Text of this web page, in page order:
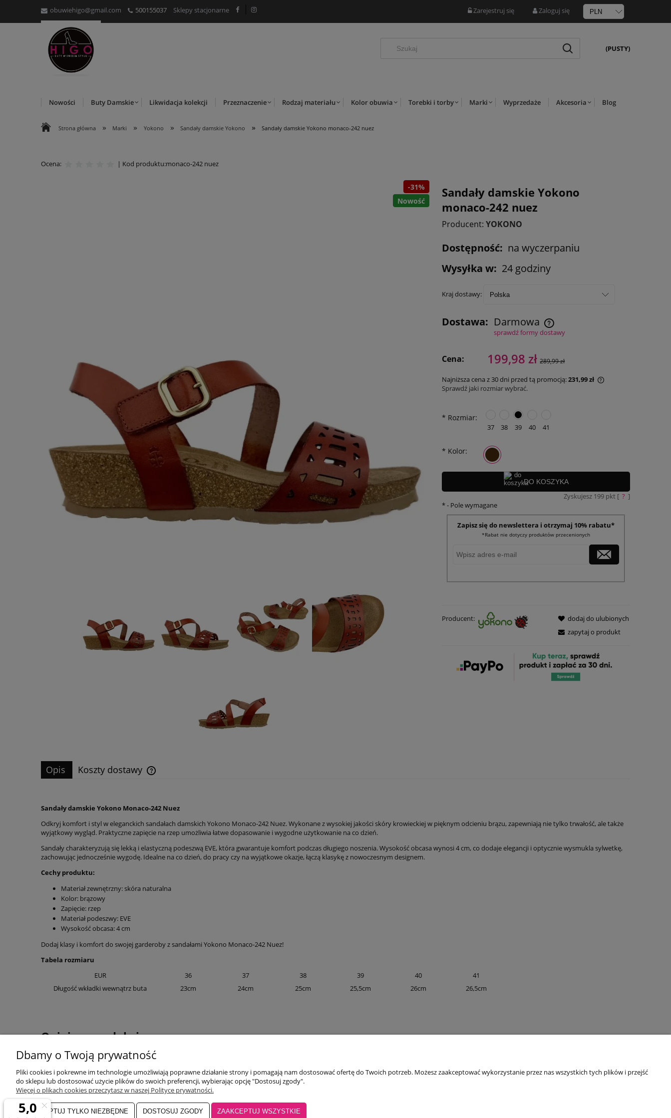
obuwiehigo@gmail.com 500155037 Sklepy stacjonarne Zarejestruj się Zaloguj się
(PUSTY)
Nowości Buty Damskie Likwidacja kolekcji Przeznaczenie Rodzaj materiału Kolor obuwia Torebki i torby Marki Wyprzedaże Akcesoria Blog
Strona główna » Marki » Yokono » Sandały damskie Yokono » Sandały damskie Yokono monaco-242 nuez
Ocena: | Kod produktu:monaco-242 nuez
-31%
Nowość
Sandały damskie Yokono
monaco-242 nuez
Producent:YOKONO
Dostępność: na wyczerpaniu
Wysyłka w: 24 godziny
Kraj dostawy:
Dostawa: Darmowa
sprawdź formy dostawy
Cena: 199,98 zł 289,99 zł
Najniższa cena z 30 dni przed tą promocją:231,99 zł
Sprawdź jaki rozmiar wybrać.
* Rozmiar:
37 38 39 40 41
* Kolor:
DO KOSZYKA
Zyskujesz 199pkt [ ? ]
*- Pole wymagane
Zapisz się do newslettera i otrzymaj 10% rabatu*
*Rabat nie dotyczy produktów przecenionych
Producent:
dodaj do ulubionych
zapytaj o produkt
Opis Koszty dostawy
Sandały damskie Yokono Monaco-242 Nuez
Odkryj komfort i styl w eleganckich sandałach damskich Yokono Monaco-242 Nuez. Wykonane z wysokiej jakości skóry krowieckiej w pięknym odcieniu brązu, zapewniają nie tylko trwałość, ale także
wyjątkowy wygląd. Praktyczne zapięcie na rzep umożliwia łatwe dopasowanie i wygodne użytkowanie na co dzień.
Sandały charakteryzują się lekką i elastyczną podeszwą EVE, która gwarantuje komfort podczas długiego noszenia. Wysokość obcasa wynosi 4 cm, co dodaje elegancji i optycznie wysmukla sylwetkę,
zachowując jednocześnie wygodę. Idealne na co dzień, do pracy czy na wyjątkowe okazje, łączą klasykę z nowoczesnym designem.
Cechy produktu:
Materiał zewnętrzny: skóra naturalna
Kolor: brązowy
Zapięcie: rzep
Materiał podeszwy: EVE
Wysokość obcasa: 4 cm
Dodaj klasy i komfort do swojej garderoby z sandałami Yokono Monaco-242 Nuez!
Tabela rozmiaru
EUR
36 37 38 39 40
41
Długość wkładki wewnątrz buta
23cm 24cm 25cm 25,5cm 26cm 26,5cm
Opinie o produkcie
Potrzebujesz pomocy? Zadzwoń!
+48 500155037
godziny otwarcia:
WARUNKI ZAKUPÓW
Polityka prywatności
MOJE KONTO INFORMACJE O SKLEPIE BEZPIECZNE PŁATNOŚCI
Dbamy o Twoją prywatność
Pliki cookies i pokrewne im technologie umożliwiają poprawne działanie strony i pomagają nam dostosować ofertę do Twoich potrzeb. Możesz zaakceptować wykorzystanie przez nas wszystkich tych plików i przejść
do sklepu lub dostosować użycie plików do swoich preferencji, wybierając opcję "Dostosuj zgody".
Więcej o plikach cookies przeczytasz w naszej Polityce prywatności.
ZAAKCEPTUJ TYLKO NIEZBĘDNE DOSTOSUJ ZGODY ZAAKCEPTUJ WSZYSTKIE